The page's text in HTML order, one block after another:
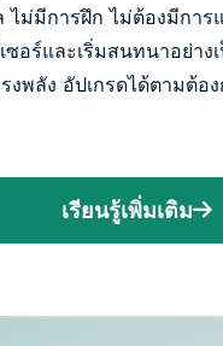
ไม่มีการฝึก ไม่ต้องมีการ
ซอร์และเริ่มสนทนาอย่าง
งพลัง อัปเกรดได้ตามต้อ
เรียนรู้เพิ่มเติม